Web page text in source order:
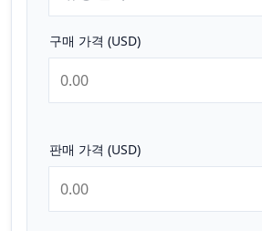
구매 가격 (USD)
판매 가격 (USD)